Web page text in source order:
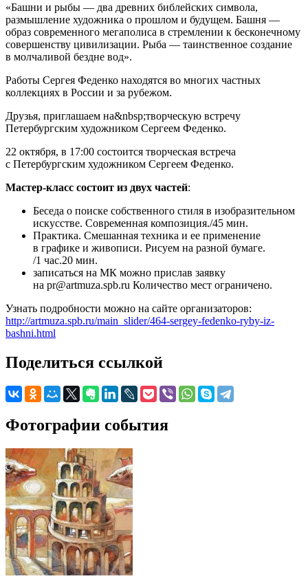
«Башни и рыбы — два древних библейских символа,
размышление художника о прошлом и будущем. Башня —
образ современного мегаполиса в стремлении к бесконечному
совершенству цивилизации. Рыба — таинственное создание
в молчаливой бездне вод».
Работы Сергея Феденко находятся во многих частных
коллекциях в России и за рубежом.
Друзья, приглашаем на&nbsp;творческую встречу
Петербургским художником Сергеем Феденко.
22 октября, в 17:00 состоится творческая встреча
с Петербургским художником Сергеем Феденко.
Мастер-класс состоит из двух частей:
Беседа о поиске собственного стиля в изобразительном
искусстве. Современная композиция./45 мин.
Практика. Смешанная техника и ее применение
в графике и живописи. Рисуем на разной бумаге.
/1 час.20 мин.
записаться на МК можно прислав заявку
на pr@artmuza.spb.ru Количество мест ограничено.
Узнать подробности можно на сайте организаторов:
http://artmuza.spb.ru/main_slider/464-sergey-fedenko-ryby-iz-
bashni.html
Поделиться ссылкой
Фотографии события